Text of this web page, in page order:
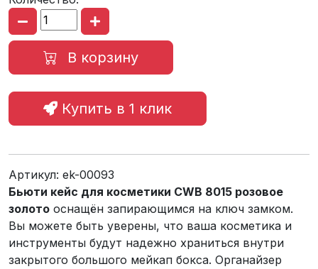
В корзину
Купить в 1 клик
Артикул: ek-00093
Бьюти кейс для косметики CWB 8015 розовое
золото оснащён запирающимся на ключ замком.
Вы можете быть уверены, что ваша косметика и
инструменты будут надежно храниться внутри
закрытого большого мейкап бокса. Органайзер